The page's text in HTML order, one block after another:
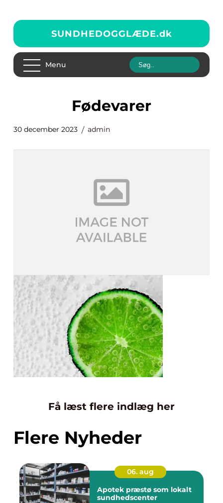
SUNDHEDOGGLÆDE.dk
Menu
fødevarer
30 december 2023 admin
Få læst flere indlæg her
Flere Nyheder
06. aug
Apotek præstø som lokalt
sundhedscenter